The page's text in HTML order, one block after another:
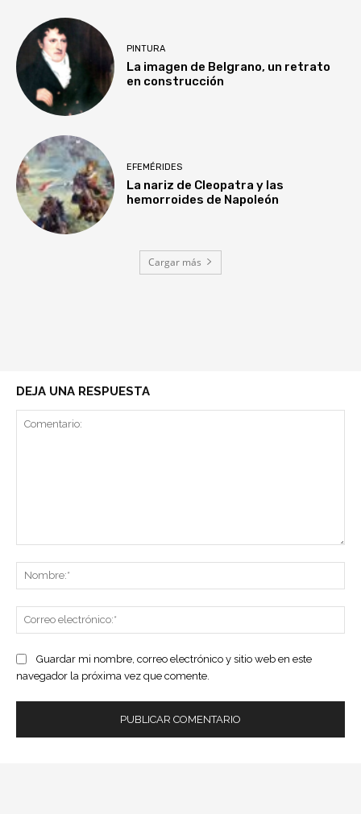
PINTURA
La imagen de Belgrano, un retrato
en construcción
EFEMÉRIDES
La nariz de Cleopatra y las
hemorroides de Napoleón
Cargar más
DEJA UNA RESPUESTA
Guardar mi nombre, correo electrónico y sitio web en este
navegador la próxima vez que comente.